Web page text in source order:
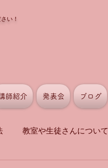
教室や生徒さんについて
い！
師紹介 発表会 ブログ